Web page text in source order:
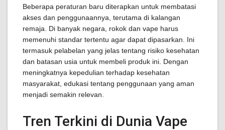
Beberapa peraturan baru diterapkan untuk membatasi
akses dan penggunaannya, terutama di kalangan
remaja. Di banyak negara, rokok dan vape harus
memenuhi standar tertentu agar dapat dipasarkan. Ini
termasuk pelabelan yang jelas tentang risiko kesehatan
dan batasan usia untuk membeli produk ini. Dengan
meningkatnya kepedulian terhadap kesehatan
masyarakat, edukasi tentang penggunaan yang aman
menjadi semakin relevan.
Tren Terkini di Dunia Vape